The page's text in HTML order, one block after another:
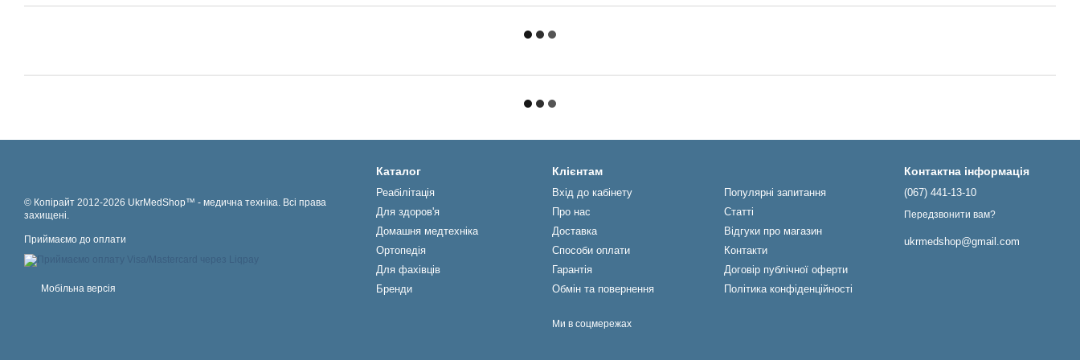
© Копірайт 2012-2026 UkrMedShop™ - медична техніка. Всі права
захищені.
Приймаємо до оплати
Мобільна версія
Каталог
Реабiлiтацiя
Для здоров'я
Домашня медтехніка
Ортопедія
Для фахівців
Бренди
Клієнтам
Вхід до кабінету
Про нас
Доставка
Способи оплати
Гарантія
Обмін та повернення
Популярні запитання
Статті
Відгуки про магазин
Контакти
Договір публічної оферти
Політика конфіденційності
Ми в соцмережах
Контактна інформація
(067) 441-13-10
Передзвонити вам?
ukrmedshop@gmail.com